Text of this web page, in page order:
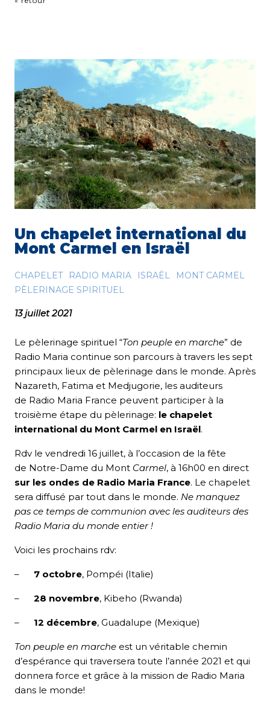
Un chapelet international du
Mont Carmel en Israël
CHAPELET RADIO MARIA ISRAËL
MONT CARMEL
PÈLERINAGE SPIRITUEL
13 juillet 2021
Le pèlerinage spirituel “Ton peuple en marche” de
Radio Maria continue son parcours à travers les sept
principaux lieux de pèlerinage dans le monde. Après
Nazareth, Fatima et Medjugorie, les auditeurs
de Radio Maria France peuvent participer à la
troisième étape du pèlerinage: le chapelet
international du Mont Carmel en Israël.
Rdv le vendredi 16 juillet, à l’occasion de la fête
de Notre-Dame du Mont Carmel, à 16h00 en direct
sur les ondes de Radio Maria France. Le chapelet
sera diffusé par tout dans le monde. Ne manquez
pas ce temps de communion avec les auditeurs des
Radio Maria du monde entier !
Voici les prochains rdv:
– 7 octobre, Pompéi (Italie)
– 28 novembre, Kibeho (Rwanda)
– 12 décembre, Guadalupe (Mexique)
Ton peuple en marche est un véritable chemin
d’espérance qui traversera toute l’année 2021 et qui
donnera force et grâce à la mission de Radio Maria
dans le monde!